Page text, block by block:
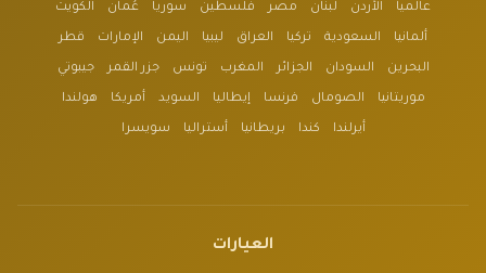
عالمياً الأردن لبنان مصر فلسطين سوريا عُمان الكويت
ألمانيا السعودية تركيا العراق ليبيا اليمن الإمارات قطر
البحرين السودان الجزائر المغرب تونس جزر القمر جيبوتي
موريتانيا الصومال فرنسا إيطاليا السويد أمريكا هولندا
أيرلندا كندا بريطانيا أستراليا سويسرا
العيارات